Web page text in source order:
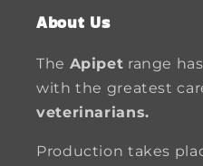
About Us
The Apipet range
with the greatest
veterinarians.
Production takes